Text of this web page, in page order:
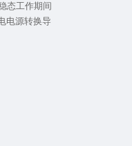
态工作期间
电源转换导